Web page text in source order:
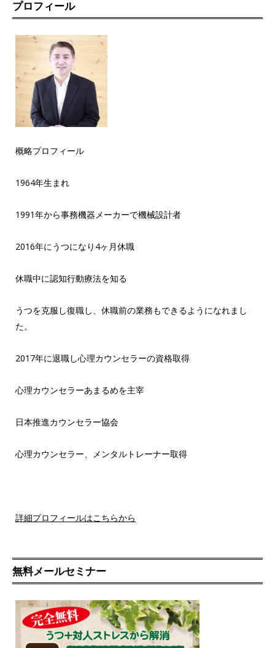
プロフィール
概略プロフィール
1964年生まれ
1991年から事務機器メーカーで機械設計者
2016年にうつになり4ヶ月休職
休職中に認知行動療法を知る
うつを克服し復職し、休職前の業務もできるようになれまし
た。
2017年に退職し心理カウンセラーの資格取得
心理カウンセラーあまるめを主宰
日本推進カウンセラー協会
心理カウンセラー、メンタルトレーナー取得
詳細プロフィールはこちらから
無料メールセミナー